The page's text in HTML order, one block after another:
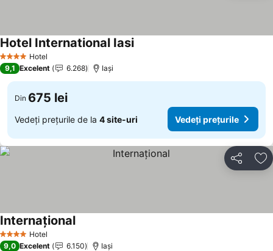
4 Stele Hotel
Hotel International IasiVedeți prețurile
9,1 Excelent 6.268 Iaşi
Din 675 lei
Vedeți prețurile de la 4 site-uri Vedeți prețurile
Distribuiți
4 Stele Hotel
InternaţionalVedeți prețurile
9,0 Excelent 6.150 Iaşi